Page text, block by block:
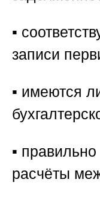
▪️
записи
▪️ имеются
▪️
расчёты